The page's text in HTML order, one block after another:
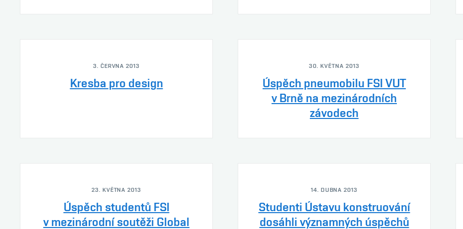
3. ČERVNA 2013
Kresba pro design
30. KVĚTNA 2013
Úspěch pneumobilu FSI VUT
v Brně na mezinárodních
závodech
23. KVĚTNA 2013
Úspěch studentů FSI
v mezinárodní soutěži Global
14. DUBNA 2013
Studenti Ústavu konstruování
dosáhli významných úspěchů